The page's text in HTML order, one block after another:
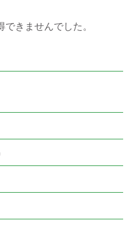
きませんでした。